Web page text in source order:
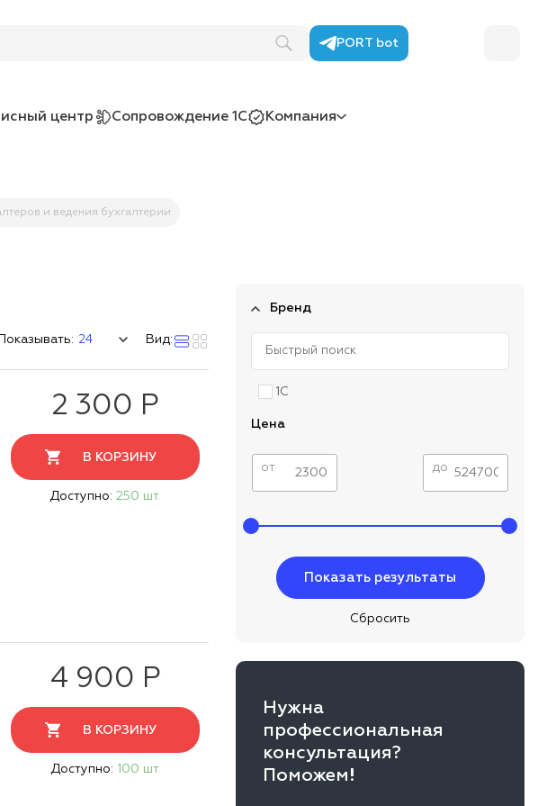
PORT bot
центр Сопровождение 1С Компания
и ведения бухгалтерии
Показывать: Вид:
2 300 Р
В КОРЗИНУ
Доступно: 250 шт.
4 900 Р
В КОРЗИНУ
Доступно: 100 шт.
Бренд
1С
Цена
от до
Нужна
профессиональная
консультация?
Поможем!